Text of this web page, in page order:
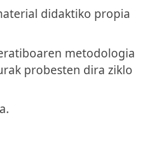
didaktiko propia
metodologia
probesten dira ziklo